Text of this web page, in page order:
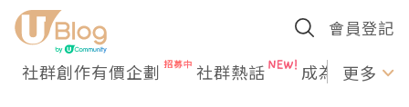
會員登記
社群創作有價企劃 社群熱話 成為U更多